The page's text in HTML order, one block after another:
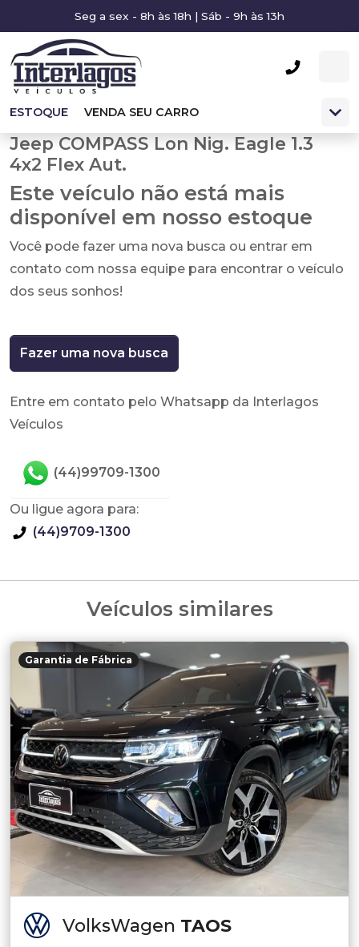
Seg a sex - 8h às 18h | Sáb - 9h às 13h
ESTOQUE VENDA SEU CARRO
Jeep COMPASS Lon Nig. Eagle 1.3
4x2 Flex Aut.
Este veículo não está mais
disponível em nosso estoque
Você pode fazer uma nova busca ou entrar em
contato com nossa equipe para encontrar o veículo
dos seus sonhos!
Fazer uma nova busca
Entre em contato pelo Whatsapp da Interlagos
Veículos
(44)99709-1300
Ou ligue agora para:
(44)9709-1300
Veículos similares
Garantia de Fábrica
VolksWagen TAOS